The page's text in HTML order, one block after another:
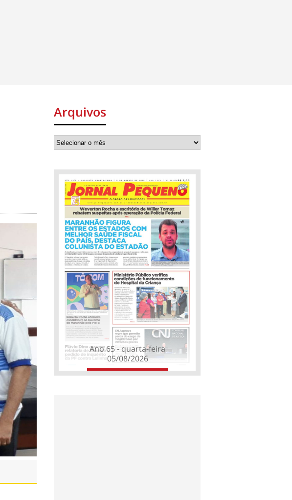
Arquivos
Ano 65 - quarta-feira
05/08/2026